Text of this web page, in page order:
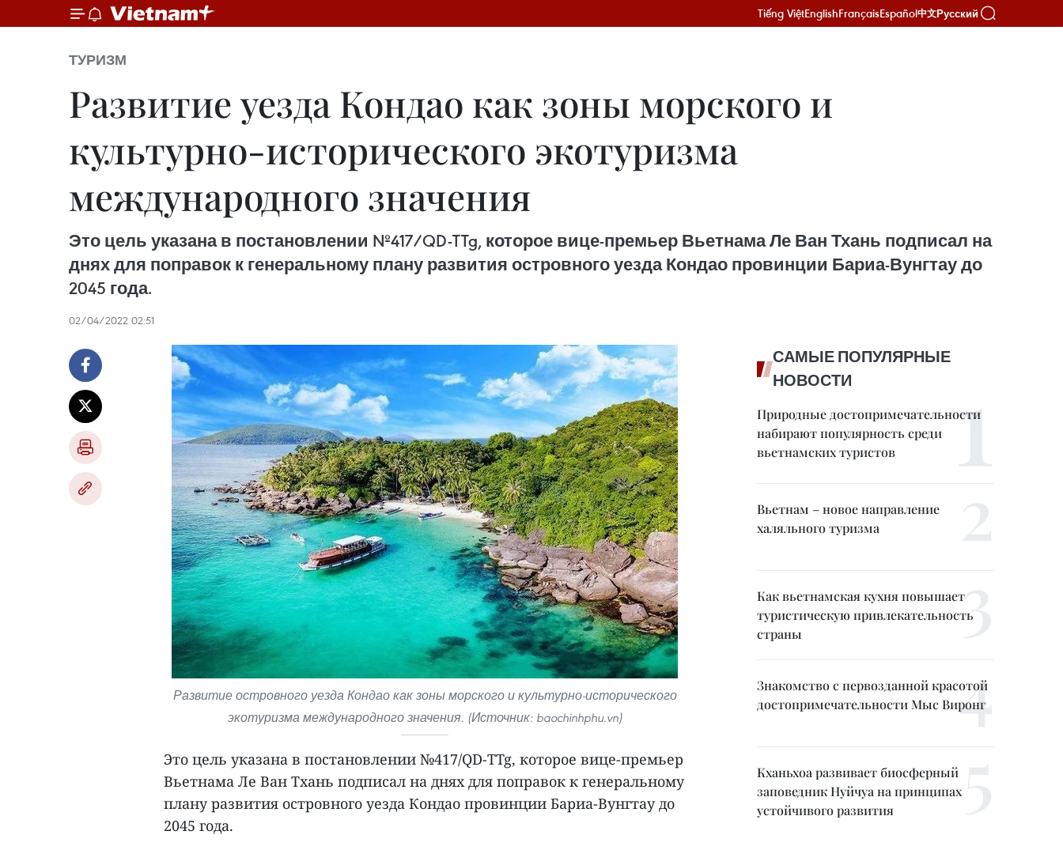
Tiếng ViệtEnglishFrançaisEspañol中文Русский
ТУРИЗМ
Развитие уезда Кондао как зоны морского и
культурно-исторического экотуризма
международного значения
Это цель указана в постановлении №417/QD-TTg, которое вице-премьер Вьетнама Ле Ван Тхань подписал на
днях для поправок к генеральному плану развития островного уезда Кондао провинции Бариа-Вунгтау до
2045 года.
02/04/2022 02:51
Развитие островного уезда Кондао как зоны морского и культурно-исторического
экотуризма международного значения. (Источник: baochinhphu.vn)
Это цель указана в постановлении №417/QD-TTg, которое вице-премьер
Вьетнама Ле Ван Тхань подписал на днях для поправок к генеральному
плану развития островного уезда Кондао провинции Бариа-Вунгтау до
2045 года.
САМЫЕ ПОПУЛЯРНЫЕ
НОВОСТИ
Природные достопримечательности
набирают популярность среди
вьетнамских туристов
Вьетнам – новое направление
халяльного туризма
Как вьетнамская кухня повышает
туристическую привлекательность
страны
Знакомство с первозданной красотой
достопримечательности Мыс Виронг
Кханьхоа развивает биосферный
заповедник Нуйчуа на принципах
устойчивого развития